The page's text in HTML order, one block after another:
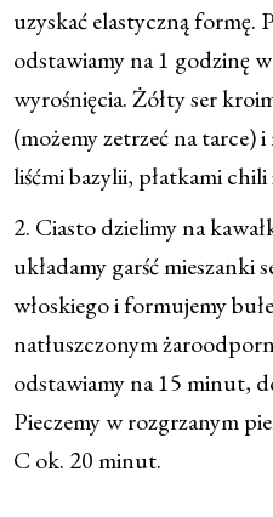
uzyskać elastyczną formę.
odstawiamy na 1 godzinę
wyrośnięcia. Żółty ser
(możemy zetrzeć na tarce)
liśćmi bazylii, płatkami chili
2. Ciasto dzielimy na
układamy garść mieszanki
włoskiego i formujemy
natłuszczonym
odstawiamy na 15 minut,
Pieczemy w rozgrzanym
C ok. 20 minut.